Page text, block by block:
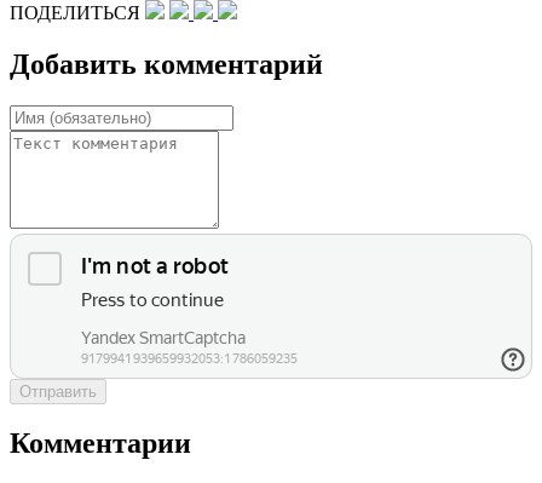
ПОДЕЛИТЬСЯ
Добавить комментарий
Отправить
Комментарии